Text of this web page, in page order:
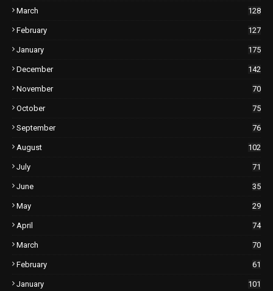
March 128
February 127
January 175
December 142
November 70
October 75
September 76
August 102
July 71
June 35
May 29
April 74
March 70
February 61
January 101